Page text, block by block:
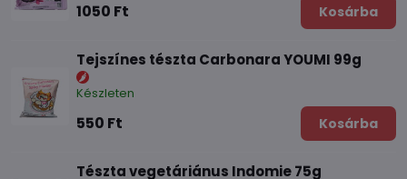
1050 Ft Kosárba
Tejszínes tészta Carbonara YOUMI 99g
Készleten
550 Ft Kosárba
Tészta vegetáriánus Indomie 75g